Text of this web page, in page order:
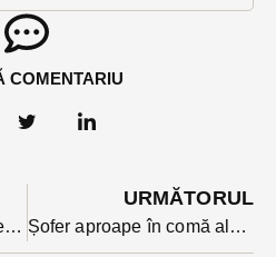
COMENTARIU
Bacalaureat BN: aproape jumătate dintre contestații au fost depuse la Limba română. Mulți speră sa se repete situația de anul trecut
URMĂTORUL
Șofer aproape în comă alcoolică, oprit în trafic, pe străzile Bistriței la volanul unei autoutilitare